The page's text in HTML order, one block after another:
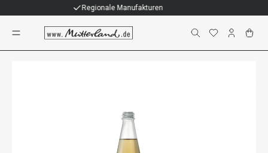
Individuelle Geschenke